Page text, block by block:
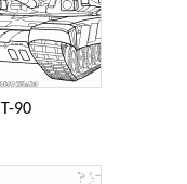
T-90